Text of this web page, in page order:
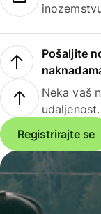
Pošaljite
Neka vaš
udaljenost.
Registrirajte se